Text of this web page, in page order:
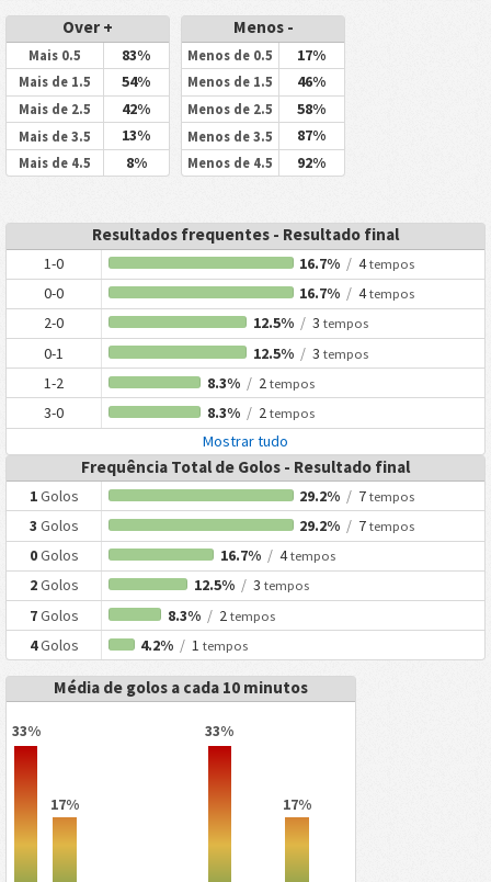
Over +
Mais 0.5 83%
Mais de 1.5 54%
Mais de 2.5 42%
Mais de 3.5 13%
Mais de 4.5 8%
Menos -
Menos de 0.5 17%
Menos de 1.5 46%
Menos de 2.5 58%
Menos de 3.5 87%
Menos de 4.5 92%
Resultados frequentes - Resultado final
1-0 16.7% / 4tempos
0-0 16.7% / 4tempos
2-0 12.5% /3 tempos
0-1 12.5% /3 tempos
1-2 8.3% /2 tempos
3-0 8.3% /2 tempos
Mostrar tudo
Frequência Total de Golos - Resultado final
1Golos 29.2% / 7tempos
3 Golos 29.2% / 7tempos
0Golos 16.7% /4tempos
2Golos 12.5% /3 tempos
7Golos 8.3% /2 tempos
4Golos 4.2% / 1tempos
Média de golos a cada 10 minutos
33%
17%
33%
17%